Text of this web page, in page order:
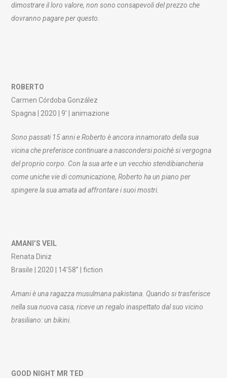
dimostrare il loro valore, non sono consapevoli del prezzo che
dovranno pagare per questo.
ROBERTO
Carmen Córdoba González
Spagna | 2020 | 9′ | animazione
Sono passati 15 anni e Roberto è ancora innamorato della sua
vicina che preferisce continuare a nascondersi poichè si vergogna
del proprio corpo. Con la sua arte e un vecchio stendibiancheria
come uniche vie di comunicazione, Roberto ha un piano per
spingere la sua amata ad affrontare i suoi mostri.
AMANI’S VEIL
Renata Diniz
Brasile | 2020 | 14’58” | fiction
Amani è una ragazza musulmana pakistana. Quando si trasferisce
nella sua nuova casa, riceve un regalo inaspettato dal suo vicino
brasiliano: un bikini.
GOOD NIGHT MR TED